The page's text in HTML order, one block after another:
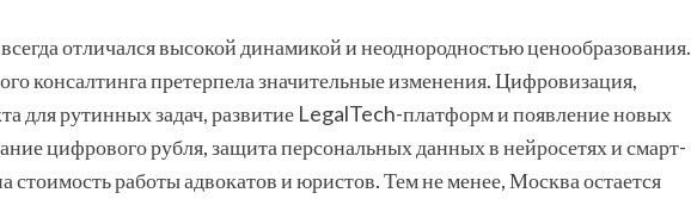
отличался высокой динамикой и неоднородностью ценообразования.
консалтинга претерпела значительные изменения. Цифровизация,
для рутинных задач, развитие LegalTech-платформ и появление новых
цифрового рубля, защита персональных данных в нейросетях и смарт-
работы адвокатов и юристов. Тем не менее, Москва остается